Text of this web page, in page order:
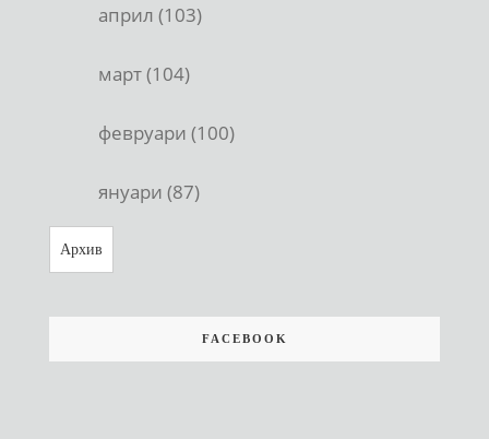
април (103)
март (104)
февруари (100)
януари (87)
Архив
FACEBOOK